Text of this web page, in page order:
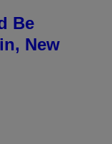
Be
New